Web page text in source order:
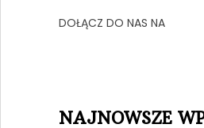
DOŁĄCZ DO NAS NA
NAJNOWSZE